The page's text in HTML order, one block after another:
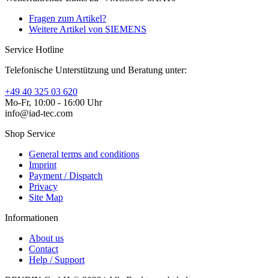
Fragen zum Artikel?
Weitere Artikel von SIEMENS
Service Hotline
Telefonische Unterstützung und Beratung unter:
+49 40 325 03 620
Mo-Fr, 10:00 - 16:00 Uhr
info@iad-tec.com
Shop Service
General terms and conditions
Imprint
Payment / Dispatch
Privacy
Site Map
Informationen
About us
Contact
Help / Support